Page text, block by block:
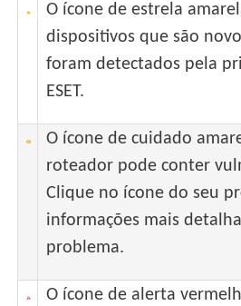
O ícone de estrela
dispositivos que são
foram detectados pela
ESET.
O ícone de cuidado
roteador pode conter
Clique no ícone do seu
informações mais
problema.
O ícone de alerta